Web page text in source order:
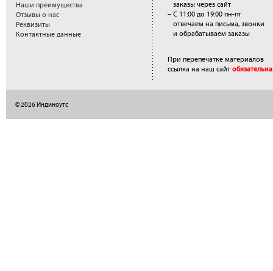
Наши преимущества
Отзывы о нас
Реквизиты
Контактные данные
заказы через сайт
– С 11:00 до 19:00 пн-пт
отвечаем на письма, звонки
и обрабатываем заказы
При перепечатке материалов
ссылка на наш сайт обязательна.
© 2026 Индиноутс